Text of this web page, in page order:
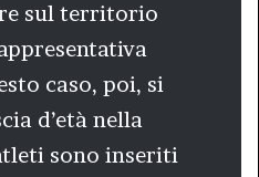
sul territorio
caso, poi, si
d’età nella
sono inseriti